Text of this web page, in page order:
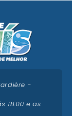
-
18:00 e as